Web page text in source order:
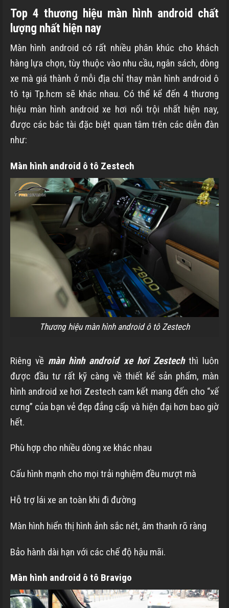
Top 4 thương hiệu màn hình android chất
lượng nhất hiện nay
Màn hình android có rất nhiều phân khúc cho khách
hàng lựa chọn, tùy thuộc vào nhu cầu, ngân sách, dòng
xe mà giá thành ở mỗi địa chỉ thay màn hình android ô
tô tại Tp.hcm sẽ khác nhau. Có thể kể đến 4 thương
hiệu màn hình android xe hơi nổi trội nhất hiện nay,
được các bác tài đặc biệt quan tâm trên các diễn đàn
như:
Màn hình android ô tô Zestech
Thương hiệu màn hình android ô tô Zestech
Riêng về màn hình android xe hơi Zestech thì luôn
được đầu tư rất kỹ càng về thiết kế sản phẩm, màn
hình android xe hơi Zestech cam kết mang đến cho “xế
cưng” của bạn vẻ đẹp đẳng cấp và hiện đại hơn bao giờ
hết.
Phù hợp cho nhiều dòng xe khác nhau
Cấu hình mạnh cho mọi trải nghiệm đều mượt mà
Hỗ trợ lái xe an toàn khi đi đường
Màn hình hiển thị hình ảnh sắc nét, âm thanh rõ ràng
Bảo hành dài hạn với các chế độ hậu mãi.
Màn hình android ô tô Bravigo